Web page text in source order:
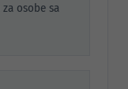
osobe sa